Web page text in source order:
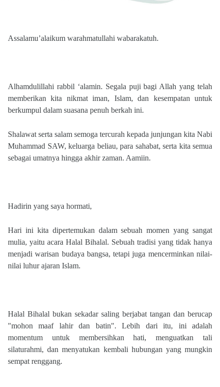
Assalamu’alaikum warahmatullahi wabarakatuh.
Alhamdulillahi rabbil ‘alamin. Segala puji bagi Allah yang telah
memberikan kita nikmat iman, Islam, dan kesempatan untuk
berkumpul dalam suasana penuh berkah ini.
Shalawat serta salam semoga tercurah kepada junjungan kita Nabi
Muhammad SAW, keluarga beliau, para sahabat, serta kita semua
sebagai umatnya hingga akhir zaman. Aamiin.
Hadirin yang saya hormati,
Hari ini kita dipertemukan dalam sebuah momen yang sangat
mulia, yaitu acara Halal Bihalal. Sebuah tradisi yang tidak hanya
menjadi warisan budaya bangsa, tetapi juga mencerminkan nilai-
nilai luhur ajaran Islam.
Halal Bihalal bukan sekadar saling berjabat tangan dan berucap
"mohon maaf lahir dan batin". Lebih dari itu, ini adalah
momentum untuk membersihkan hati, menguatkan tali
silaturahmi, dan menyatukan kembali hubungan yang mungkin
sempat renggang.